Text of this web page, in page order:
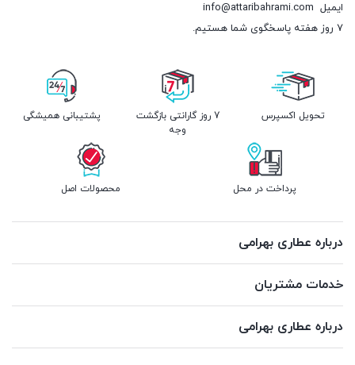
ایمیل info@attaribahrami.com
۷ روز هفته پاسخگوی شما هستیم.
تحویل اکسپرس
7 روز گارانتی بازگشت
وجه
پشتیبانی همیشگی
پرداخت در محل محصولات اصل
درباره عطاری بهرامی
خدمات مشتریان
درباره عطاری بهرامی